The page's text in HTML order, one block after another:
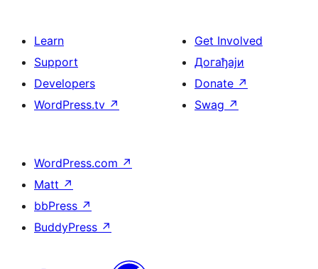
Learn
Support
Developers
WordPress.tv ↗
Get Involved
Догађаји
Donate ↗
Swag ↗
WordPress.com ↗
Matt ↗
bbPress ↗
BuddyPress ↗